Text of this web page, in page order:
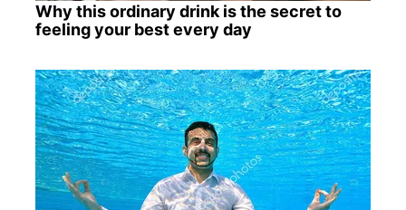
Why this ordinary drink is the secret to
feeling your best every day